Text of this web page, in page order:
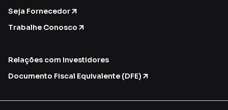
Seja Fornecedor
Trabalhe Conosco
Relações com Investidores
Documento Fiscal Equivalente (DFE)